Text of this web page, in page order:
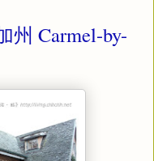
州 Carmel-by-